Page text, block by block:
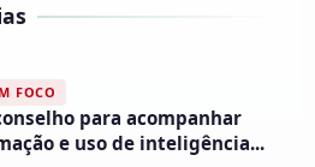
FOCO
para acompanhar
e uso de inteligência...